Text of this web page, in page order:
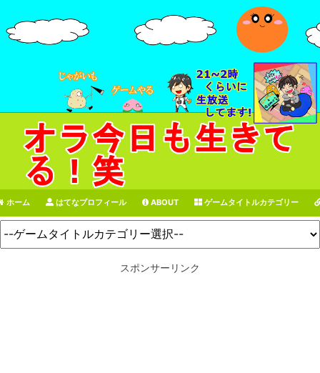
ホーム はてなプロフィール ABOUT ゲームタイトルカテゴリー
スポンサーリンク